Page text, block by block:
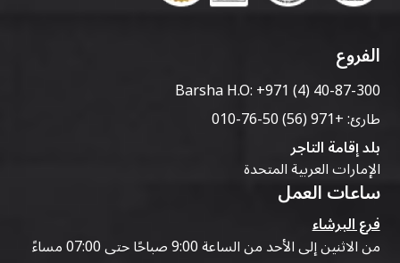
الفروع
Barsha H.O:+971 (4) 40-87-300
طارئ:+971 (56) 50-76-010
بلد إقامة التاجر
الإمارات العربية المتحدة
ساعات العمل
فرع البرشاء
من الاثنين إلى الأحد من الساعة 9:00 صباحًا حتى 07:00 مساءً